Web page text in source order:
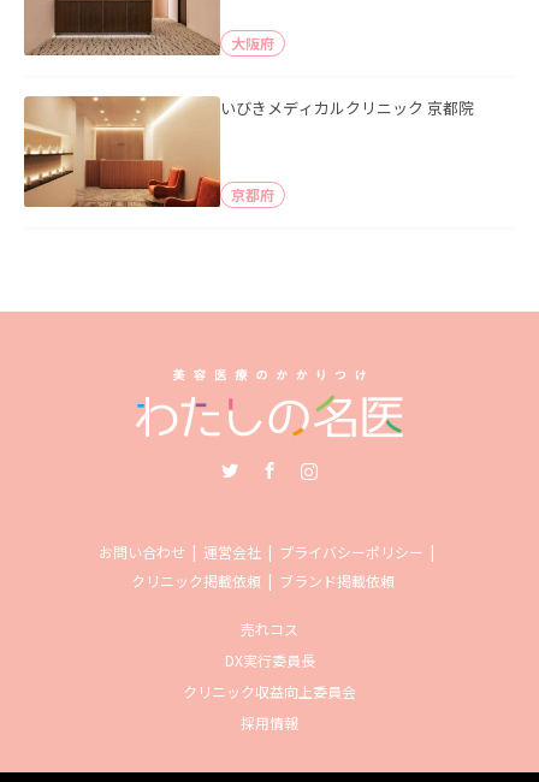
大阪府
いびきメディカルクリニック 京都院
京都府
お問い合わせ 運営会社
プライバシーポリシー
クリニック掲載依頼
ブランド掲載依頼
売れコス
DX実行委員長
クリニック収益向上委員会
採用情報